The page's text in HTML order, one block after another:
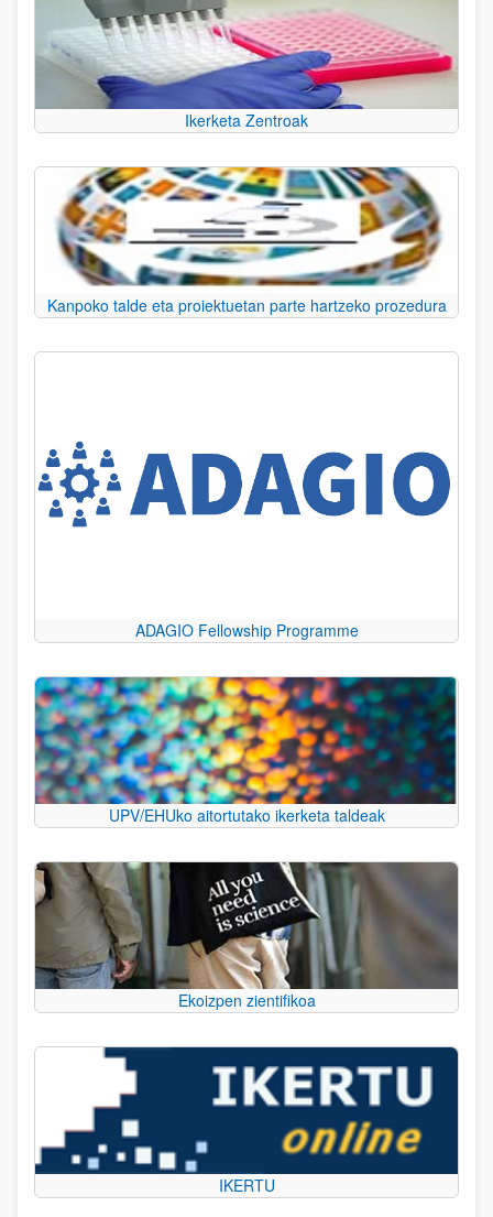
Ikerketa Zentroak
Kanpoko talde eta proiektuetan parte hartzeko prozedura
ADAGIO Fellowship Programme
UPV/EHUko aitortutako ikerketa taldeak
Ekoizpen zientifikoa
IKERTU